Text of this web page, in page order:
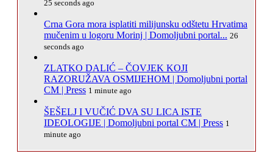
25 seconds ago
Crna Gora mora isplatiti milijunsku odštetu Hrvatima
mučenim u logoru Morinj | Domoljubni portal... 26
seconds ago
ZLATKO DALIĆ – ČOVJEK KOJI
RAZORUŽAVA OSMIJEHOM | Domoljubni portal
CM | Press 1 minute ago
ŠEŠELJ I VUČIĆ DVA SU LICA ISTE
IDEOLOGIJE | Domoljubni portal CM | Press 1
minute ago